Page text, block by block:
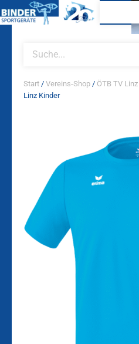
Inhalt
search
Start / Vereins-Shop / ÖTB TV Linz
Linz Kinder
Kinder
Menge